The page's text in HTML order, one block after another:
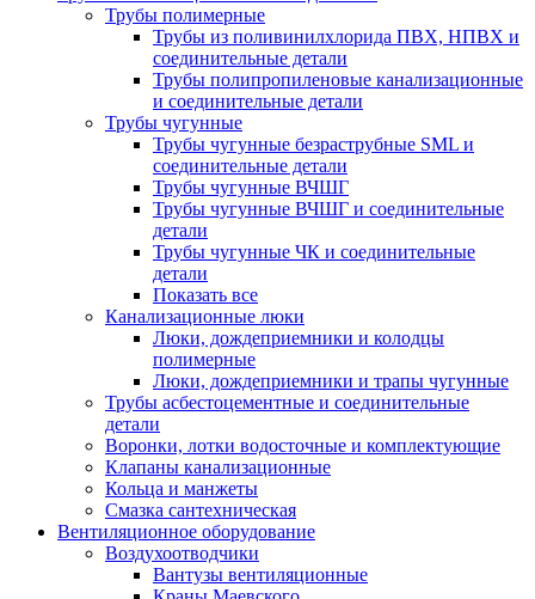
Трубы полимерные
Трубы из поливинилхлорида ПВХ, НПВХ и
соединительные детали
Трубы полипропиленовые канализационные
и соединительные детали
Трубы чугунные
Трубы чугунные безраструбные SML и
соединительные детали
Трубы чугунные ВЧШГ
Трубы чугунные ВЧШГ и соединительные
детали
Трубы чугунные ЧК и соединительные
детали
Показать все
Канализационные люки
Люки, дождеприемники и колодцы
полимерные
Люки, дождеприемники и трапы чугунные
Трубы асбестоцементные и соединительные
детали
Воронки, лотки водосточные и комплектующие
Клапаны канализационные
Кольца и манжеты
Смазка сантехническая
Вентиляционное оборудование
Воздухоотводчики
Вантузы вентиляционные